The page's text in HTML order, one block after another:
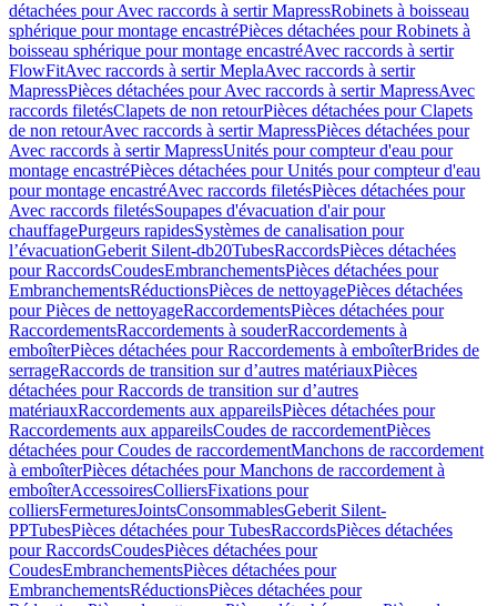
détachées pour Avec raccords à sertir MapressRobinets à boisseau
sphérique pour montage encastréPièces détachées pour Robinets à
boisseau sphérique pour montage encastréAvec raccords à sertir
FlowFitAvec raccords à sertir MeplaAvec raccords à sertir
MapressPièces détachées pour Avec raccords à sertir MapressAvec
raccords filetésClapets de non retourPièces détachées pour Clapets
de non retourAvec raccords à sertir MapressPièces détachées pour
Avec raccords à sertir MapressUnités pour compteur d'eau pour
montage encastréPièces détachées pour Unités pour compteur d'eau
pour montage encastréAvec raccords filetésPièces détachées pour
Avec raccords filetésSoupapes d'évacuation d'air pour
chauffagePurgeurs rapidesSystèmes de canalisation pour
l’évacuationGeberit Silent-db20TubesRaccordsPièces détachées
pour RaccordsCoudesEmbranchementsPièces détachées pour
EmbranchementsRéductionsPièces de nettoyagePièces détachées
pour Pièces de nettoyageRaccordementsPièces détachées pour
RaccordementsRaccordements à souderRaccordements à
emboîterPièces détachées pour Raccordements à emboîterBrides de
serrageRaccords de transition sur d’autres matériauxPièces
détachées pour Raccords de transition sur d’autres
matériauxRaccordements aux appareilsPièces détachées pour
Raccordements aux appareilsCoudes de raccordementPièces
détachées pour Coudes de raccordementManchons de raccordement
à emboîterPièces détachées pour Manchons de raccordement à
emboîterAccessoiresColliersFixations pour
colliersFermeturesJointsConsommablesGeberit Silent-
PPTubesPièces détachées pour TubesRaccordsPièces détachées
pour RaccordsCoudesPièces détachées pour
CoudesEmbranchementsPièces détachées pour
EmbranchementsRéductionsPièces détachées pour